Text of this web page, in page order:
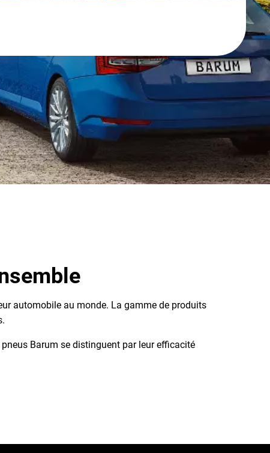
automobile au monde. La gamme de produits
Barum se distinguent par leur efficacité